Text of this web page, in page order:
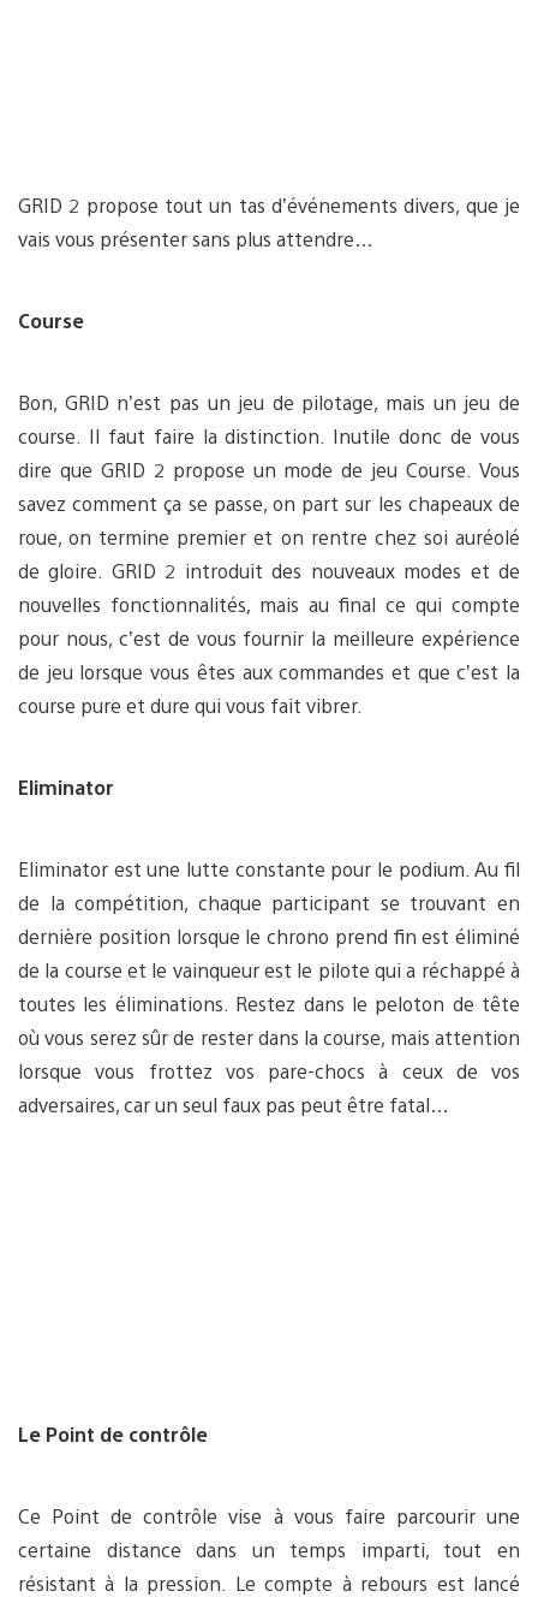
GRID 2 propose tout un tas d’événements divers, que je
vais vous présenter sans plus attendre…
Course
Bon, GRID n’est pas un jeu de pilotage, mais un jeu de
course. Il faut faire la distinction. Inutile donc de vous
dire que GRID 2 propose un mode de jeu Course. Vous
savez comment ça se passe, on part sur les chapeaux de
roue, on termine premier et on rentre chez soi auréolé
de gloire. GRID 2 introduit des nouveaux modes et de
nouvelles fonctionnalités, mais au final ce qui compte
pour nous, c’est de vous fournir la meilleure expérience
de jeu lorsque vous êtes aux commandes et que c’est la
course pure et dure qui vous fait vibrer.
Eliminator
Eliminator est une lutte constante pour le podium. Au fil
de la compétition, chaque participant se trouvant en
dernière position lorsque le chrono prend fin est éliminé
de la course et le vainqueur est le pilote qui a réchappé à
toutes les éliminations. Restez dans le peloton de tête
où vous serez sûr de rester dans la course, mais attention
lorsque vous frottez vos pare-chocs à ceux de vos
adversaires, car un seul faux pas peut être fatal…
Le Point de contrôle
Ce Point de contrôle vise à vous faire parcourir une
certaine distance dans un temps imparti, tout en
résistant à la pression. Le compte à rebours est lancé